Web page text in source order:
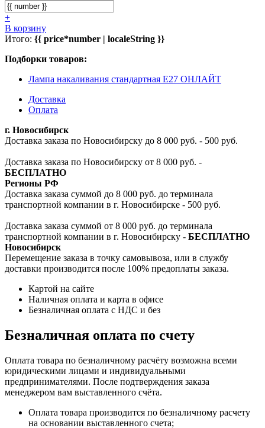
+
В корзину
Итого: {{ price*number | localeString }}
Подборки товаров:
Лампа накаливания стандартная E27 ОНЛАЙТ
Доставка
Оплата
г. Новосибирск
Доставка заказа по Новосибирску до 8 000 руб. - 500 руб.
Доставка заказа по Новосибирску от 8 000 руб. -
БЕСПЛАТНО
Регионы РФ
Доставка заказа суммой до 8 000 руб. до терминала
транспортной компании в г. Новосибирске - 500 руб.
Доставка заказа суммой от 8 000 руб. до терминала
транспортной компании в г. Новосибирску - БЕСПЛАТНО
Новосибирск
Перемещение заказа в точку самовывоза, или в службу
доставки производится после 100% предоплаты заказа.
Картой на сайте
Наличная оплата и карта в офисе
Безналичная оплата с НДС и без
Безналичная оплата по счету
Оплата товара по безналичному расчёту возможна всеми
юридическими лицами и индивидуальными
предпринимателями. После подтверждения заказа
менеджером вам выставленного счёта.
Оплата товара производится по безналичному расчету
на основании выставленного счета;